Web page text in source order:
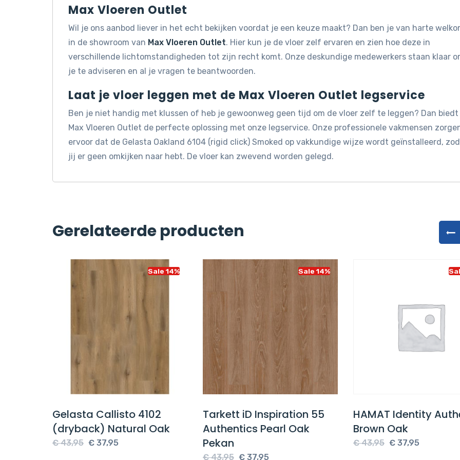
Max Vloeren Outlet
Wil je ons aanbod liever in het echt bekijken voordat je een keuze maakt? Dan ben je van harte
in de showroom van Max Vloeren Outlet. Hier kun je de vloer zelf ervaren en zien hoe deze in
verschillende lichtomstandigheden tot zijn recht komt. Onze deskundige medewerkers staan klaar
je te adviseren en al je vragen te beantwoorden.
Laat je vloer leggen met de Max Vloeren Outlet legservice
Ben je niet handig met klussen of heb je gewoonweg geen tijd om de vloer zelf te leggen? Dan biedt
Max Vloeren Outlet de perfecte oplossing met onze legservice. Onze professionele vakmensen
ervoor dat de Gelasta Oakland 6104 (rigid click) Smoked op vakkundige wijze wordt geïnstalleerd,
jij er geen omkijken naar hebt. De vloer kan zwevend worden gelegd.
Gerelateerde producten
Sale 14%
Gelasta Callisto 4102
(dryback) Natural Oak
€43,95 Oorspronkelijke
€ 37,95
Sale 14%
Tarkett iD Inspiration 55
Authentics Pearl Oak
Pekan
€43,95 Oorspronkelijke
€ 37,95
HAMAT Identity
Brown Oak
€43,95 Oorspronkelijke
€ 37,95